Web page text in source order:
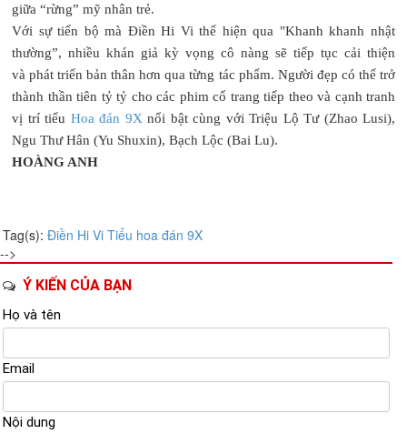
giữa “rừng” mỹ nhân trẻ.
Với sự tiến bộ mà Điền Hi Vi thể hiện qua "Khanh khanh nhật
thường”, nhiều khán giả kỳ vọng cô nàng sẽ tiếp tục cải thiện
và phát triển bản thân hơn qua từng tác phẩm. Người đẹp có thể trở
thành thần tiên tỷ tỷ cho các phim cổ trang tiếp theo và cạnh tranh
vị trí tiểu Hoa đán 9X nổi bật cùng với Triệu Lộ Tư (Zhao Lusi),
Ngu Thư Hân (Yu Shuxin), Bạch Lộc (Bai Lu).
HOÀNG ANH
Tag(s): Điền Hi Vi Tiểu hoa đán 9X
-->
Ý KIẾN CỦA BẠN
Họ và tên
Email
Nội dung